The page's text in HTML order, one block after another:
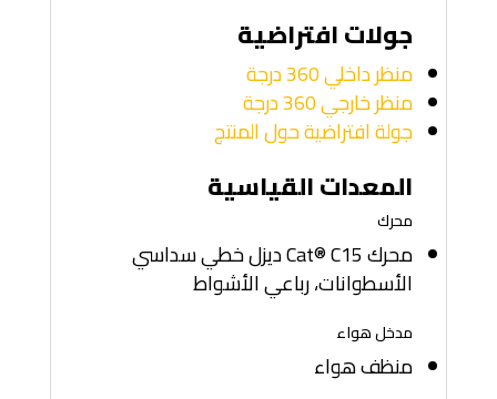
جولات افتراضية
منظر داخلي 360 درجة
منظر خارجي 360 درجة
جولة افتراضية حول المنتج
المعدات القياسية
محرك
محرك Cat® C15 ديزل خطي سداسي
الأسطوانات، رباعي الأشواط
مدخل هواء
منظف هواء